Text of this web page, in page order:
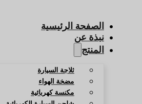
الصفحة الرئيسية
نبذة عن
المنتج
ثلاجة السيارة
مضخة الهواء
مكنسة كهربائية